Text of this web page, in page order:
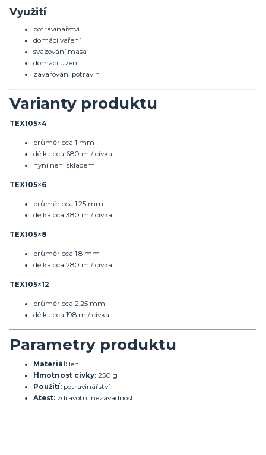
Využití
potravinářství
domácí vaření
svazování masa
domácí uzení
zavařování potravin
Varianty produktu
TEX105×4
průměr cca 1 mm
délka cca 680 m / cívka
nyní není skladem
TEX105×6
průměr cca 1,25 mm
délka cca 380 m / cívka
TEX105×8
průměr cca 1,8 mm
délka cca 280 m / cívka
TEX105×12
průměr cca 2,25 mm
délka cca 198 m / cívka
Parametry produktu
Materiál: len
Hmotnost cívky: 250 g
Použití: potravinářství
Atest: zdravotní nezávadnost